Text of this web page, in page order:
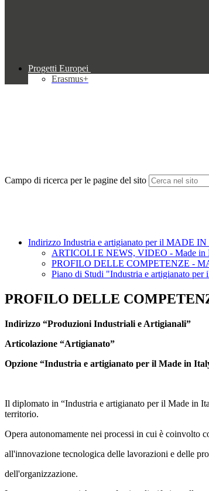
Progetti Europei
Erasmus+
Campo di ricerca per le pagine del sito
Indirizzo Industria e artigianato per il MADE
ARTICOLI E NEWS, VIDEO - Made in
PROFILO DELLE COMPETENZE -
Piano di Studi "Industria e artigianato per
PROFILO DELLE
Indirizzo “Produzioni Industriali e Artigianali”
Articolazione “Artigianato”
Opzione “Industria e artigianato per il Made in
Il diplomato in “Industria e artigianato per il Made in
territorio.
Opera autonomamente nei processi in cui è coinvolto
all'innovazione tecnologica delle lavorazioni e delle
dell'organizzazione.